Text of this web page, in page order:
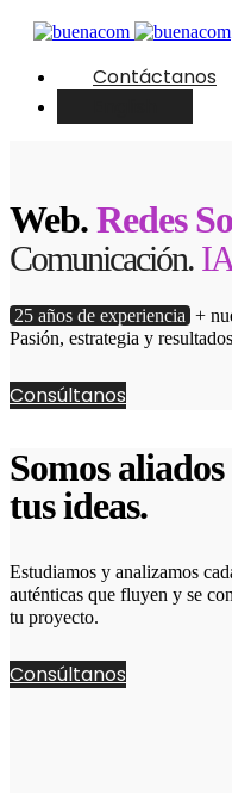
Contáctanos
Web.Redes
Comunicación.
25 años de experiencia +
Pasión, estrategia y
Consúltanos
Somos
tus ideas.
Estudiamos y analizamos
auténticas que fluyen y se
tu proyecto.
Consúltanos